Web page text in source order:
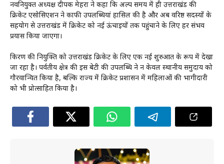
नवनियुक्त अध्यक्ष दीपक मेहरा ने कहा कि अल्प समय में ही उत्तराखंड की
क्रिकेट एसोसिएशन ने काफी उपलब्धियां हासिल की है और अब वरिष्ठ सदस्यों के
सहयोग से उत्तराखंड में क्रिकेट को नई ऊंचाइयों तक पहुंचाने के लिए हर संभव
प्रयास किया जाएगा।
किरण की नियुक्ति को उत्तराखंड क्रिकेट के लिए एक नई शुरुआत के रूप में देखा
जा रहा है। पर्वतीय क्षेत्र की इस बेटी की उपलब्धि ने न केवल स्थानीय समुदाय को
गौरवान्वित किया है, बल्कि राज्य में क्रिकेट प्रशासन में महिलाओं की भागीदारी
को भी प्रोत्साहित किया है।